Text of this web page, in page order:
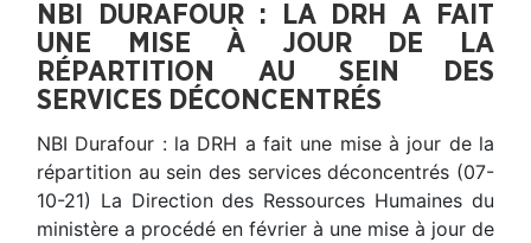
NBI DURAFOUR : LA DRH A FAIT
UNE MISE À JOUR DE LA
RÉPARTITION AU SEIN DES
SERVICES DÉCONCENTRÉS
NBI Durafour : la DRH a fait une mise à jour de la
répartition au sein des services déconcentrés (07-
10-21) La Direction des Ressources Humaines du
ministère a procédé en février à une mise à jour de